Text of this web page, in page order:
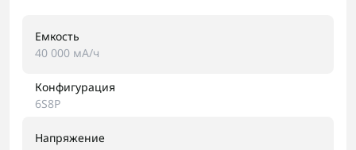
Емкость
40 000 мА/ч
Конфигурация
6S8P
Напряжение